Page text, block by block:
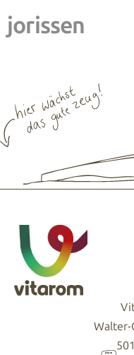
jorissen
Walter-